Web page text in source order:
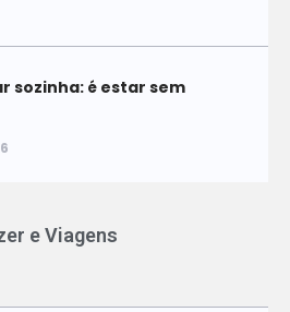
sozinha: é estar sem
e Viagens